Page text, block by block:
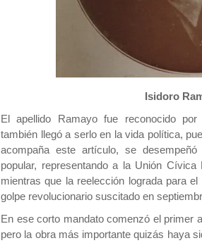
Isidoro
El apellido Ramayo fue reconocido
también llegó a serlo en la vida política,
acompaña este artículo, se
popular, representando a la Unión
mientras que la reelección lograda para
golpe revolucionario suscitado en
En ese corto mandato comenzó el primer
pero la obra más importante quizás haya